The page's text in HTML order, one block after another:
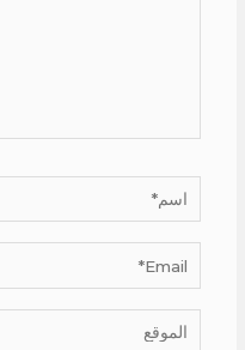
اسم*
Email*
الموقع